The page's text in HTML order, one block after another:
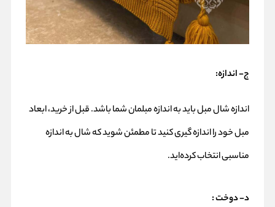
ج- اندازه:
اندازه شال مبل باید به اندازه مبلمان شما باشد. قبل از خرید، ابعاد
مبل خود را اندازه گیری کنید تا مطمئن شوید که شال به اندازه
مناسبی انتخاب کرده‌اید.
د- دوخت :